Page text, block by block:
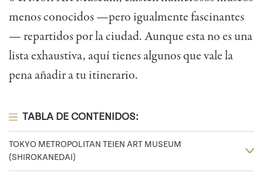
menos conocidos —pero igualmente fascinantes
— repartidos por la ciudad. Aunque esta no es una
lista exhaustiva, aquí tienes algunos que vale la
pena añadir a tu itinerario.
TABLA DE CONTENIDOS:
TOKYO METROPOLITAN TEIEN ART MUSEUM
(SHIROKANEDAI)